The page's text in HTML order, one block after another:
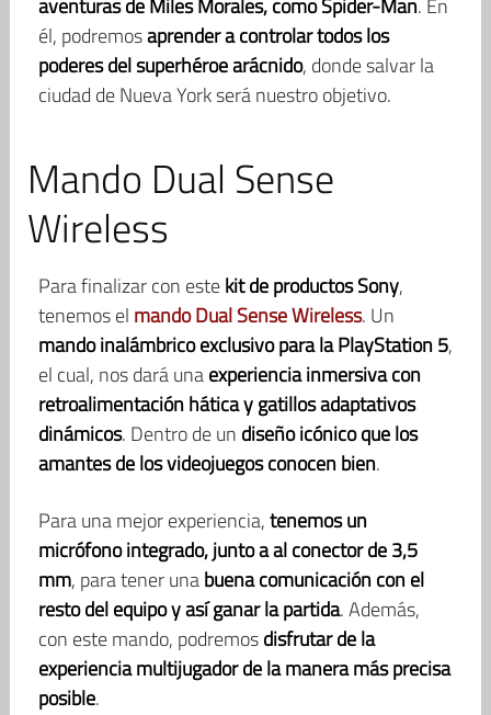
él, podremosaprender a controlar todos los
poderes del superhéroe arácnido, donde salvar la
ciudad de Nueva York será nuestro objetivo.
Mando Dual Sense
Wireless
Para finalizar con estekit de productos Sony,
tenemos el mando Dual Sense Wireless. Un
mando inalámbrico exclusivo para la PlayStation 5,
el cual, nos dará unaexperiencia inmersiva con
retroalimentación hática y gatillos adaptativos
dinámicos. Dentro de un diseño icónico que los
amantes de los videojuegos conocen bien.
Para una mejor experiencia,tenemos un
micrófono integrado, junto a al conector de 3,5
mm, para tener unabuena comunicación con el
resto del equipo y así ganar la partida. Además,
con este mando, podremosdisfrutar de la
experiencia multijugador de la manera más precisa
posible.